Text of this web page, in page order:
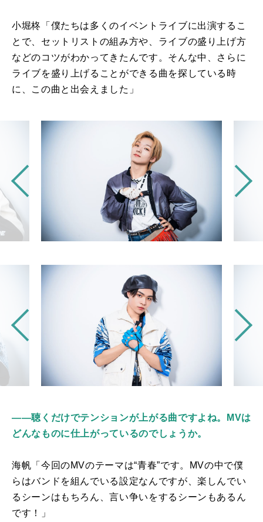
小堀柊「僕たちは多くのイベントライブに出演するこ
とで、セットリストの組み方や、ライブの盛り上げ方
などのコツがわかってきたんです。そんな中、さらに
ライブを盛り上げることができる曲を探している時
に、この曲と出会えました」
――聴くだけでテンションが上がる曲ですよね。MVは
どんなものに仕上がっているのでしょうか。
海帆「今回のMVのテーマは“青春”です。 MVの中で僕
らはバンドを組んでいる設定なんですが、楽しんでい
るシーンはもちろん、言い争いをするシーンもあるん
です！」